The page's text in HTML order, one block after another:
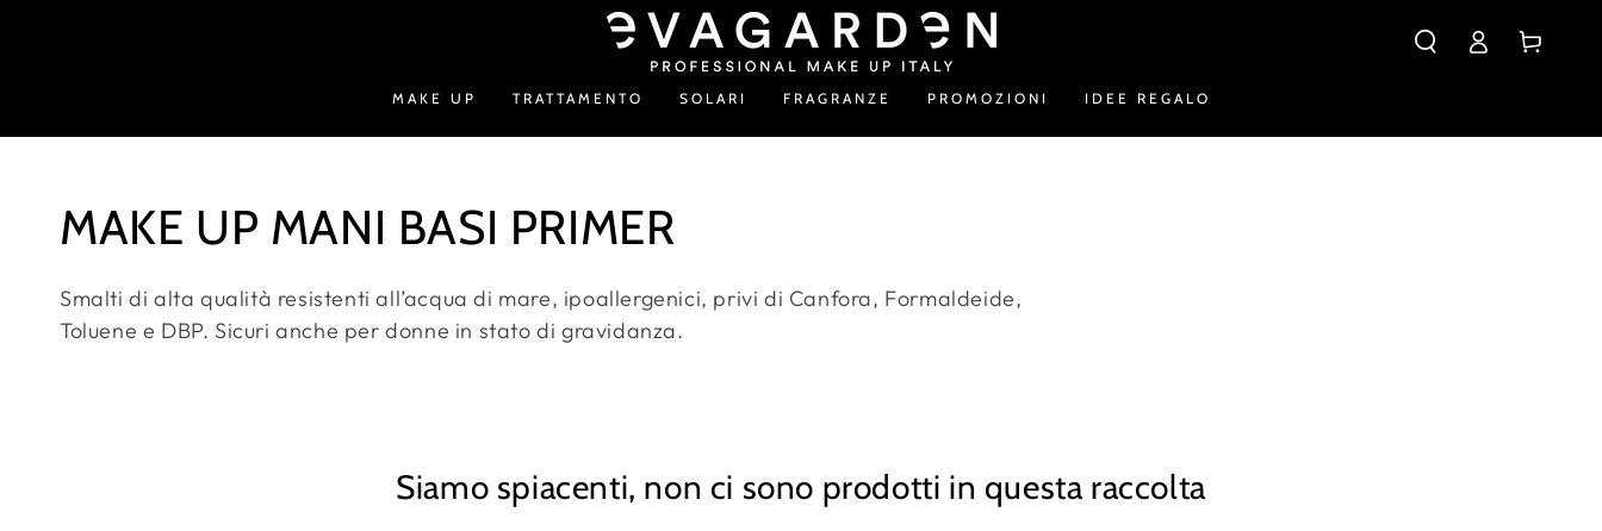
MAKE UP TRATTAMENTO SOLARI FRAGRANZE PROMOZIONI IDEE REGALO
Accesso Carello
Collezione:
MAKE UP MANI BASI PRIMER
Smalti di alta qualità resistenti all’acqua di mare, ipoallergenici, privi di Canfora, Formaldeide,
Toluene e DBP. Sicuri anche per donne in stato di gravidanza.
Siamo spiacenti, non ci sono prodotti in questa raccolta